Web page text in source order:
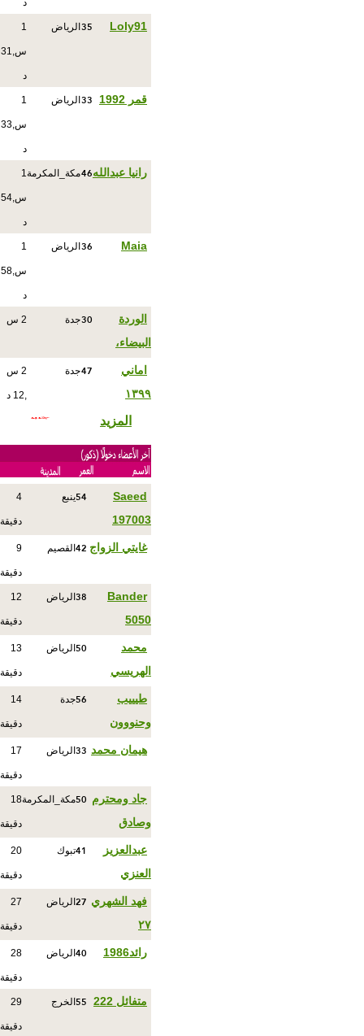
د
Loly91
35 الرياض 1
س,31
د
قمر 1992 33 الرياض 1
س,33
د
رانيا عبدالله46مكة_المكرمة1
س,54
د
Maia
36 الرياض 1
س,58
د
الوردة
البيضاء،
30جدة 2 س
اماني
١٣٩٩
47جدة 2 س
,12 د
المزيد
Saeed
197003
54ينبع 4
دقيقة
غايتي الزواج 42 القصيم 9
دقيقة
Bander
5050
38 الرياض 12
دقيقة
محمد
الهريسي
50 الرياض 13
دقيقة
طيييب
وحنووون
56جدة 14
دقيقة
هيمان محمد 33 الرياض 17
دقيقة
جاد ومحترم
وصادق
50مكة_المكرمة18
دقيقة
عبدالعزيز
العنزي
41تبوك 20
دقيقة
فهد الشهري
٢٧
27 الرياض 27
دقيقة
رائد1986 40 الرياض 28
دقيقة
متفائل 222 55 الخرج 29
دقيقة